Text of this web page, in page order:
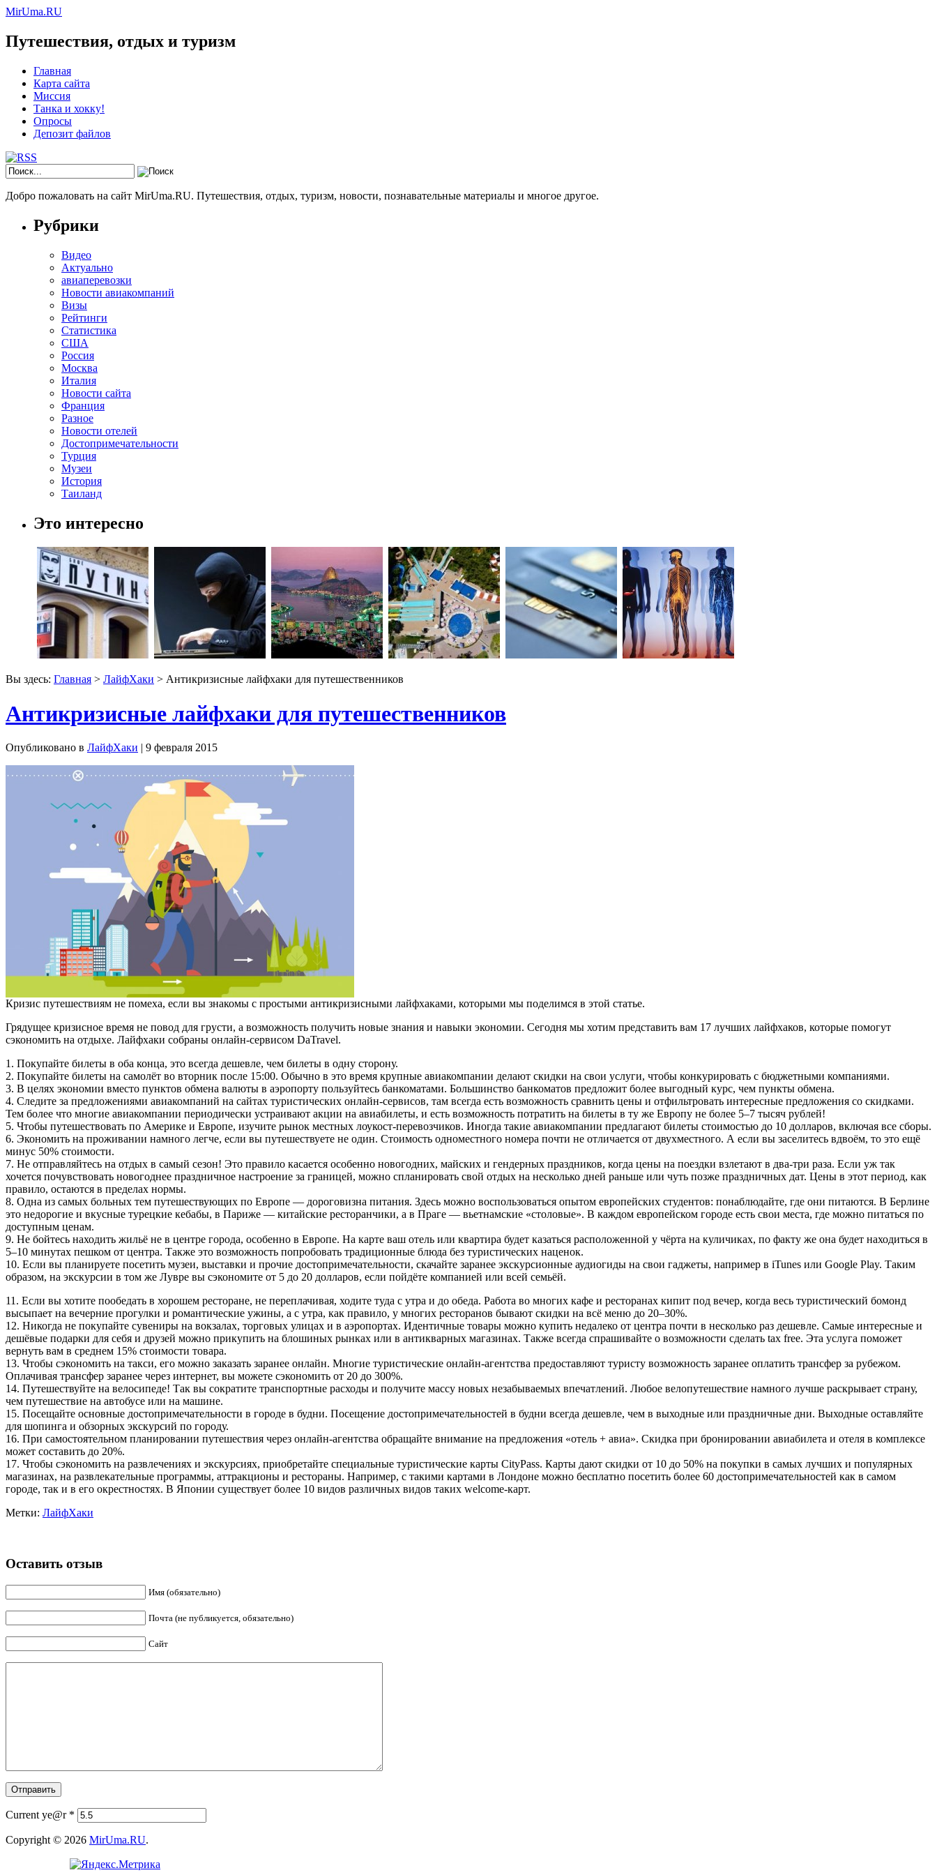
MirUma.RU
Путешествия, отдых и туризм
Главная
Карта сайта
Миссия
Танка и хокку!
Опросы
Депозит файлов
Добро пожаловать на сайт MirUma.RU. Путешествия, отдых, туризм, новости, познавательные материалы и многое другое.
Рубрики
Видео
Актуально
авиаперевозки
Новости авиакомпаний
Визы
Рейтинги
Статистика
США
Россия
Москва
Италия
Новости сайта
Франция
Разное
Новости отелей
Достопримечательности
Турция
Музеи
История
Таиланд
Это интересно
Вы здесь: Главная > ЛайфХаки > Антикризисные лайфхаки для путешественников
Антикризисные лайфхаки для путешественников
Опубликовано в ЛайфХаки | 9 февраля 2015
Кризис путешествиям не помеха, если вы знакомы с простыми антикризисными лайфхаками, которыми мы поделимся в этой статье.
Грядущее кризисное время не повод для грусти, а возможность получить новые знания и навыки экономии. Сегодня мы хотим представить вам 17 лучших лайфхаков, которые помогут
сэкономить на отдыхе. Лайфхаки собраны онлайн-сервисом DaTravel.
1. Покупайте билеты в оба конца, это всегда дешевле, чем билеты в одну сторону.
2. Покупайте билеты на самолёт во вторник после 15:00. Обычно в это время крупные авиакомпании делают скидки на свои услуги, чтобы конкурировать с бюджетными компаниями.
3. В целях экономии вместо пунктов обмена валюты в аэропорту пользуйтесь банкоматами. Большинство банкоматов предложит более выгодный курс, чем пункты обмена.
4. Следите за предложениями авиакомпаний на сайтах туристических онлайн-сервисов, там всегда есть возможность сравнить цены и отфильтровать интересные предложения со скидками.
Тем более что многие авиакомпании периодически устраивают акции на авиабилеты, и есть возможность потратить на билеты в ту же Европу не более 5–7 тысяч рублей!
5. Чтобы путешествовать по Америке и Европе, изучите рынок местных лоукост-перевозчиков. Иногда такие авиакомпании предлагают билеты стоимостью до 10 долларов, включая все сборы.
6. Экономить на проживании намного легче, если вы путешествуете не один. Стоимость одноместного номера почти не отличается от двухместного. А если вы заселитесь вдвоём, то это ещё
минус 50% стоимости.
7. Не отправляйтесь на отдых в самый сезон! Это правило касается особенно новогодних, майских и гендерных праздников, когда цены на поездки взлетают в два-три раза. Если уж так
хочется почувствовать новогоднее праздничное настроение за границей, можно спланировать свой отдых на несколько дней раньше или чуть позже праздничных дат. Цены в этот период, как
правило, остаются в пределах нормы.
8. Одна из самых больных тем путешествующих по Европе — дороговизна питания. Здесь можно воспользоваться опытом европейских студентов: понаблюдайте, где они питаются. В Берлине
это недорогие и вкусные турецкие кебабы, в Париже — китайские ресторанчики, а в Праге — вьетнамские «столовые». В каждом европейском городе есть свои места, где можно питаться по
доступным ценам.
9. Не бойтесь находить жильё не в центре города, особенно в Европе. На карте ваш отель или квартира будет казаться расположенной у чёрта на куличиках, по факту же она будет находиться в
5–10 минутах пешком от центра. Также это возможность попробовать традиционные блюда без туристических наценок.
10. Если вы планируете посетить музеи, выставки и прочие достопримечательности, скачайте заранее экскурсионные аудиогиды на свои гаджеты, например в iTunes или Google Play. Таким
образом, на экскурсии в том же Лувре вы сэкономите от 5 до 20 долларов, если пойдёте компанией или всей семьёй.
11. Если вы хотите пообедать в хорошем ресторане, не переплачивая, ходите туда с утра и до обеда. Работа во многих кафе и ресторанах кипит под вечер, когда весь туристический бомонд
высыпает на вечерние прогулки и романтические ужины, а с утра, как правило, у многих ресторанов бывают скидки на всё меню до 20–30%.
12. Никогда не покупайте сувениры на вокзалах, торговых улицах и в аэропортах. Идентичные товары можно купить недалеко от центра почти в несколько раз дешевле. Самые интересные и
дешёвые подарки для себя и друзей можно прикупить на блошиных рынках или в антикварных магазинах. Также всегда спрашивайте о возможности сделать tax free. Эта услуга поможет
вернуть вам в среднем 15% стоимости товара.
13. Чтобы сэкономить на такси, его можно заказать заранее онлайн. Многие туристические онлайн-агентства предоставляют туристу возможность заранее оплатить трансфер за рубежом.
Оплачивая трансфер заранее через интернет, вы можете сэкономить от 20 до 300%.
14. Путешествуйте на велосипеде! Так вы сократите транспортные расходы и получите массу новых незабываемых впечатлений. Любое велопутешествие намного лучше раскрывает страну,
чем путешествие на автобусе или на машине.
15. Посещайте основные достопримечательности в городе в будни. Посещение достопримечательностей в будни всегда дешевле, чем в выходные или праздничные дни. Выходные оставляйте
для шопинга и обзорных экскурсий по городу.
16. При самостоятельном планировании путешествия через онлайн-агентства обращайте внимание на предложения «отель + авиа». Скидка при бронировании авиабилета и отеля в комплексе
может составить до 20%.
17. Чтобы сэкономить на развлечениях и экскурсиях, приобретайте специальные туристические карты CityPass. Карты дают скидки от 10 до 50% на покупки в самых лучших и популярных
магазинах, на развлекательные программы, аттракционы и рестораны. Например, с такими картами в Лондоне можно бесплатно посетить более 60 достопримечательностей как в самом
городе, так и в его окрестностях. В Японии существует более 10 видов различных видов таких welcome-карт.
Метки: ЛайфХаки
Оставить отзыв
Имя (обязательно)
Почта (не публикуется, обязательно)
Сайт
Current ye@r *
Copyright © 2026 MirUma.RU.